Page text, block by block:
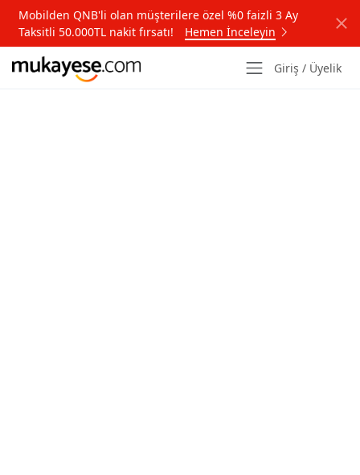
Mobilden QNB'li olan müşterilere özel %0 faizli 3 Ay
Taksitli 50.000TL nakit fırsatı!
Hemen İnceleyin
Giriş / Üyelik